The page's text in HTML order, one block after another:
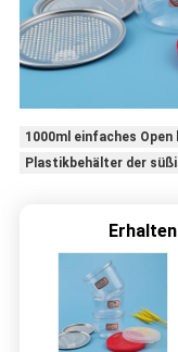
1000ml einfaches Open
Plastikbehälter der